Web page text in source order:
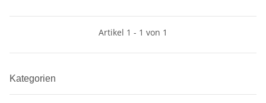
Artikel 1 - 1 von 1
Kategorien